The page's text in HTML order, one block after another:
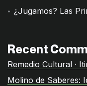
¿Jugamos? Las
Recent
Remedio Cultural ·
Molino de Saberes: